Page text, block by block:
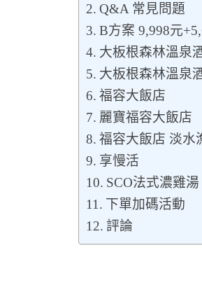
Q&A 常見問題
B方案 9,998元
大板根森林溫泉
大板根森林溫泉
福容大飯店
麗寶福容大飯店
福容大飯店 淡水
享慢活
SCO法式濃雞湯
下單加碼活動
評論